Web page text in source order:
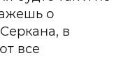
о
в
все